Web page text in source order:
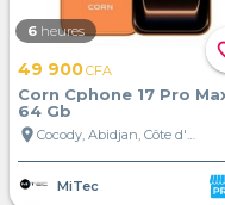
6 heures
49 900CFA
Corn Cphone 17 Pro
64 Gb
location_on
Cocody, Abidjan, Côte d'Ivoire
MiTec